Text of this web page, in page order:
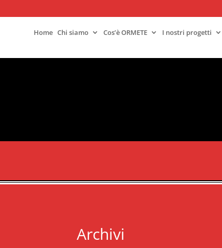
Home Chi siamo Cos’è ORMETE I nostri progetti
Archivi